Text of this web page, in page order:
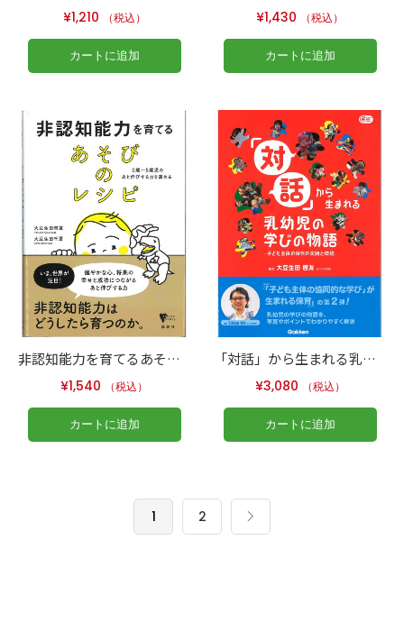
¥1,210 （税込）
カートに追加
¥1,430 （税込）
カートに追加
非認知能力を育てるあそびのレシピ
¥1,540 （税込）
カートに追加
「対話」から生まれる乳幼児の学びの物語
¥3,080 （税込）
カートに追加
1 2